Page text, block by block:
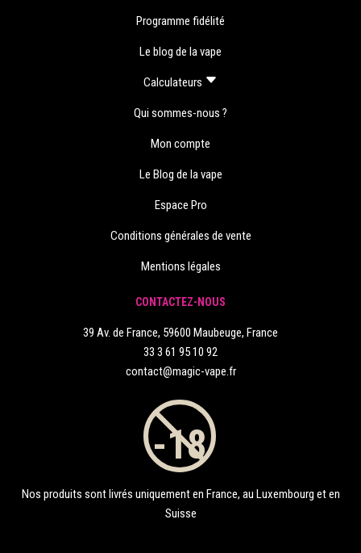
Programme fidélité
Le blog de la vape
Calculateurs
Qui sommes-nous ?
Mon compte
Le Blog de la vape
Espace Pro
Conditions générales de vente
Mentions légales
CONTACTEZ-NOUS
39 Av. de France, 59600 Maubeuge, France
33 3 61 95 10 92
contact@magic-vape.fr
Nos produits sont livrés uniquement en France, au Luxembourg et en
Suisse